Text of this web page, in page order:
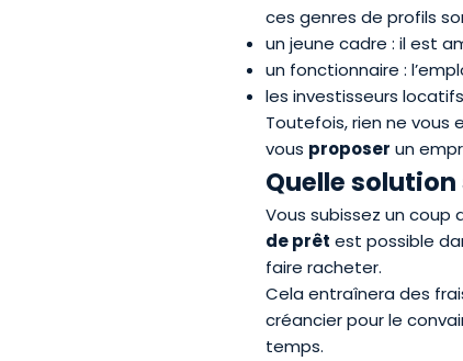
ces genres de profils
un jeune cadre : il est
un fonctionnaire :
les investisseurs
Toutefois, rien ne vous
vous proposer un
Quelle
Vous subissez un coup
de prêt est possible
faire racheter.
Cela entraînera des
créancier pour le
temps.